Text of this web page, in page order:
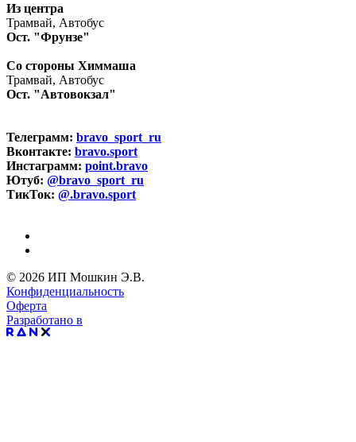
Из центра
Трамвай, Автобус
Ост. "Фрунзе"
Со стороны Химмаша
Трамвай, Автобус
Ост. "Автовокзал"
Телеграмм: bravo_sport_ru
Вконтакте: bravo.sport
Инстаграмм: point.bravo
Ютуб: @bravo_sport_ru
ТикТок: @.bravo.sport
© 2026 ИП Мошкин Э.В.
Конфиденциальность
Оферта
Разработано в